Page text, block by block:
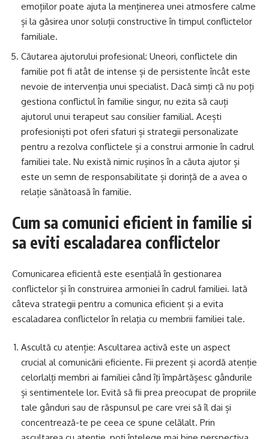
emoțiilor poate ajuta la menținerea unei atmosfere calme
și la găsirea unor soluții constructive în timpul conflictelor
familiale.
Căutarea ajutorului profesional: Uneori, conflictele din
familie pot fi atât de intense și de persistente încât este
nevoie de intervenția unui specialist. Dacă simți că nu poți
gestiona conflictul în familie singur, nu ezita să cauți
ajutorul unui terapeut sau consilier familial. Acești
profesioniști pot oferi sfaturi și strategii personalizate
pentru a rezolva conflictele și a construi armonie în cadrul
familiei tale. Nu există nimic rușinos în a căuta ajutor și
este un semn de responsabilitate și dorință de a avea o
relație sănătoasă în familie.
Cum sa comunici eficient in familie si
sa eviti escaladarea conflictelor
Comunicarea eficientă este esențială în gestionarea
conflictelor și în construirea armoniei în cadrul familiei. Iată
câteva strategii pentru a comunica eficient și a evita
escaladarea conflictelor în relația cu membrii familiei tale.
Ascultă cu atenție: Ascultarea activă este un aspect
crucial al comunicării eficiente. Fii prezent și acordă atenție
celorlalți membri ai familiei când îți împărtășesc gândurile
și sentimentele lor. Evită să fii prea preocupat de propriile
tale gânduri sau de răspunsul pe care vrei să îl dai și
concentrează-te pe ceea ce spune celălalt. Prin